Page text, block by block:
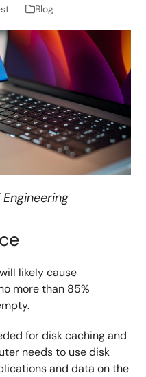
Blog
likely cause
more than 85%
for disk caching and
needs to use disk
and data on the